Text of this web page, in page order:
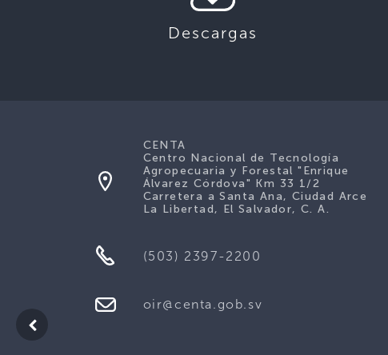
Descargas
CENTA
Centro Nacional de Tecnología
Agropecuaria y Forestal "Enrique
Álvarez Córdova" Km 33 1/2
Carretera a Santa Ana, Ciudad Arce
La Libertad, El Salvador, C. A.
(503) 2397-2200
oir@centa.gob.sv